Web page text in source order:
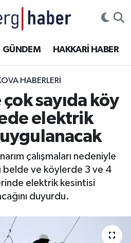
GÜNDEM HAKKARİ HABER
HABERLERI
sayıda köy
elektrik
çalışmaları nedeniyle
belde ve köylerde 3 ve 4
elektrik kesintisi
duyurdu.
Haritası
ve Fikstür